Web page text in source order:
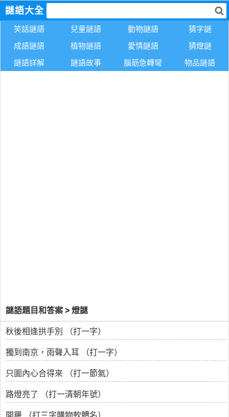
謎語大全
笑話謎語 兒童謎語 動物謎語
猜字謎
成語謎語
植物謎語 愛情謎語
猜燈謎
謎語詳解
謎語故事 腦筋急轉彎 物品謎語
謎語題目和答案 > 燈謎
秋後相逢拱手別 （打一字）
獨到南京，雨聲入耳 （打一字）
只圖內心合得來 （打一節氣）
路燈亮了 （打一清朝年號）
開羅 （打三字購物軟體名）